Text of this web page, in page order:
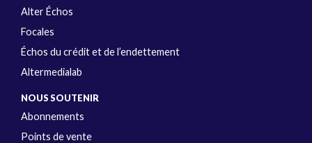
Alter Échos
Focales
Échos du crédit et de l’endettement
Altermedialab
NOUS SOUTENIR
Abonnements
Points de vente